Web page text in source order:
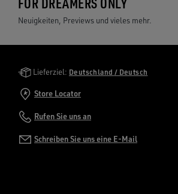
Neuigkeiten, Previews und vieles mehr.
Golden Goose Services
Lieferziel: Deutschland / Deutsch
Store Locator
Rufen Sie uns an
Schreiben Sie uns eine E-Mail